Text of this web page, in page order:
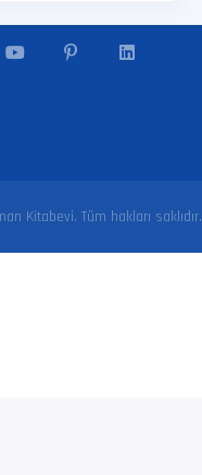
Kitabevi. Tüm hakları saklıdır.